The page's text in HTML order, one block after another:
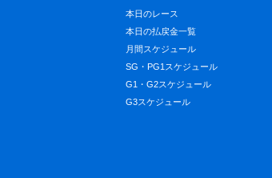
本日のレース
本日の払戻金一覧
月間スケジュール
SG・PG1スケジュール
G1・G2スケジュール
G3スケジュール